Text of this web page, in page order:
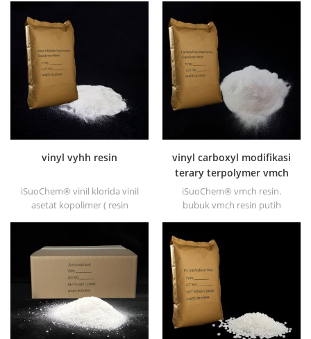
sangat baik, daya serap tinggi,
daya giling dan dispersi yang
baik.
metakrilat. ia menawarkan
ketahanan dan daya tahan
panas yang keras.
vinyl vyhh resin
iSuoChem® vinil klorida vinil
asetat kopolimer ( resin
kopolimer vinil asetat. nya
resin molekul tinggi (berat
molekul 27000).
vinyl carboxyl modifikasi
terary terpolymer vmch
resin
iSuoChem® vmch resin.
bubuk vmch resin putih
digunakan terutama untuk
pelapis kering udara, seperti
perawatan, pelapis laut dan
logam, pernis aluminium foil,
dapat disegel cat, perekat
sepatu, cat lantai, cat semen,
sablon sutra dan mentransfer